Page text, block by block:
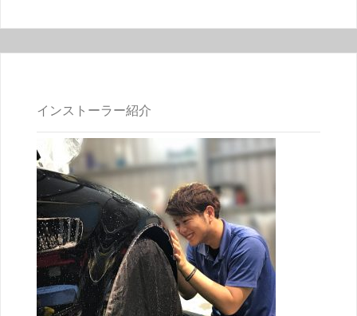
インストーラー紹介